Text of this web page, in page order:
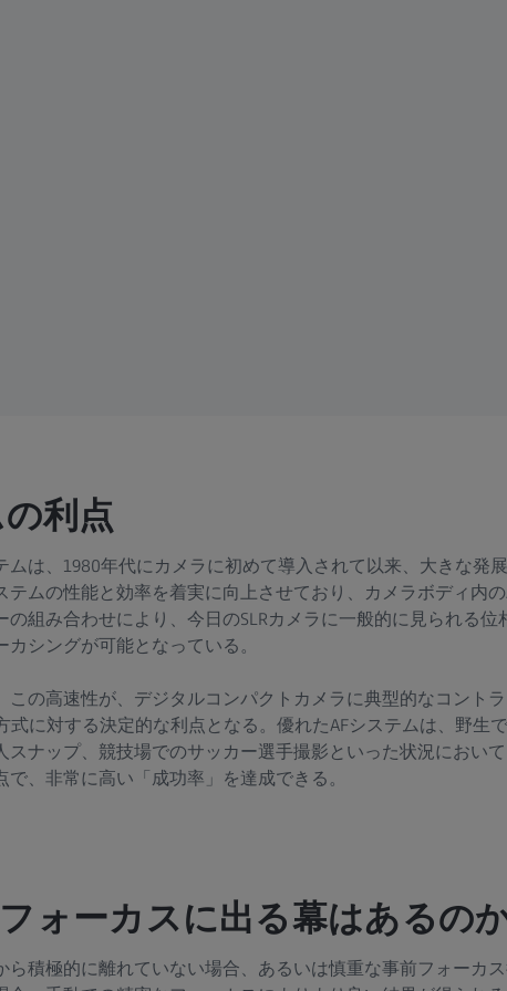
利点
ムは、1980年代にカメラに初めて導入されて以来、大きな発
テムの性能と効率を着実に向上させており、カメラボディ内
の組み合わせにより、今日のSLRカメラに一般的に見られる位
シングが可能となっている。
この高速性が、デジタルコンパクトカメラに典型的なコント
式に対する決定的な利点となる。優れたAFシステムは、野生
スナップ、競技場でのサッカー選手撮影といった状況におい
、非常に高い「成功率」を達成できる。
ォーカスに出る幕はあるの
ら積極的に離れていない場合、あるいは慎重な事前フォーカ